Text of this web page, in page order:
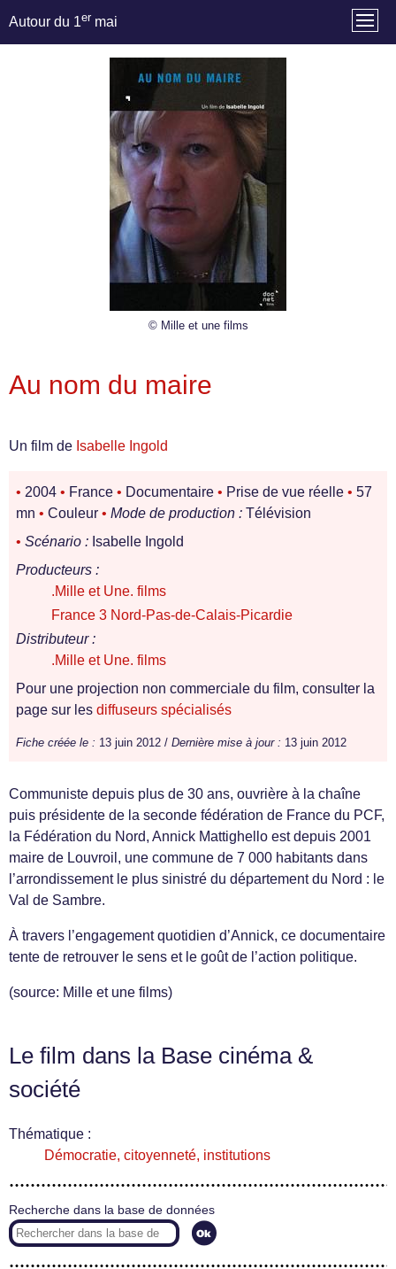
Autour du 1er mai
© Mille et une films
Au nom du maire
Un film de Isabelle Ingold
• 2004 • France • Documentaire • Prise de vue réelle • 57
mn • Couleur • Mode de production : Télévision
• Scénario : Isabelle Ingold
Producteurs :
.Mille et Une. films
France 3 Nord-Pas-de-Calais-Picardie
Distributeur :
.Mille et Une. films
Pour une projection non commerciale du film, consulter la
page sur les diffuseurs spécialisés
Fiche créée le : 13 juin 2012 / Dernière mise à jour : 13 juin 2012
Communiste depuis plus de 30 ans, ouvrière à la chaîne
puis présidente de la seconde fédération de France du PCF,
la Fédération du Nord, Annick Mattighello est depuis 2001
maire de Louvroil, une commune de 7 000 habitants dans
l’arrondissement le plus sinistré du département du Nord : le
Val de Sambre.
À travers l’engagement quotidien d’Annick, ce documentaire
tente de retrouver le sens et le goût de l’action politique.
(source: Mille et une films)
Le film dans la Base cinéma &
société
Thématique :
Démocratie, citoyenneté, institutions
Recherche dans la base de données